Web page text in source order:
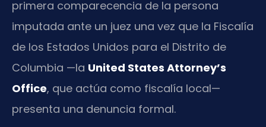
primera comparecencia de la persona
imputada ante un juez una vez que la Fiscalía
de los Estados Unidos para el Distrito de
Columbia —la United States Attorney’s
Office, que actúa como fiscalía local—
presenta una denuncia formal.